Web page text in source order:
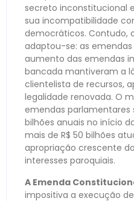
secreto inconstitucional
sua incompatibilidade
democráticos. Contudo,
adaptou-se: as
aumento das emendas
bancada mantiveram a
clientelista de recursos,
legalidade renovada. O
emendas parlamentares
bilhões anuais no início
mais de R$ 50 bilhões
apropriação crescente
interesses paroquiais.
A Emenda
impositiva a execução